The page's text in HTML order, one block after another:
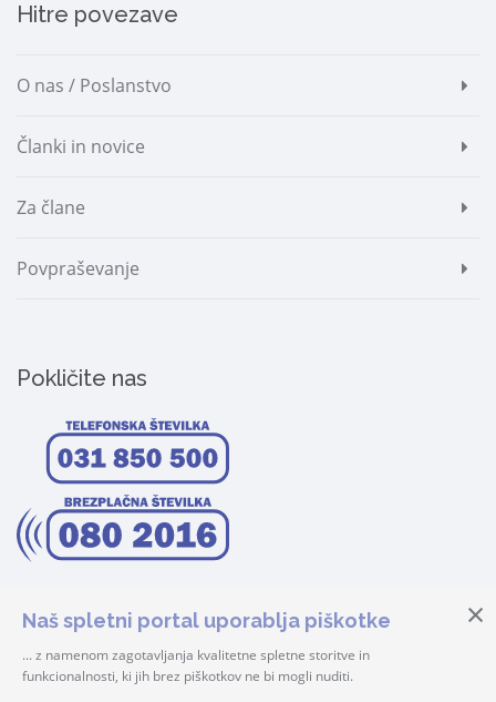
Hitre povezave
O nas / Poslanstvo
Članki in novice
Za člane
Povpraševanje
Pokličite nas
© 2026 Center Šteker | Vse pravice pridržane! |
Naš spletni portal uporablja piškotke
... z namenom zagotavljanja kvalitetne spletne storitve in
funkcionalnosti, ki jih brez piškotkov ne bi mogli nuditi.